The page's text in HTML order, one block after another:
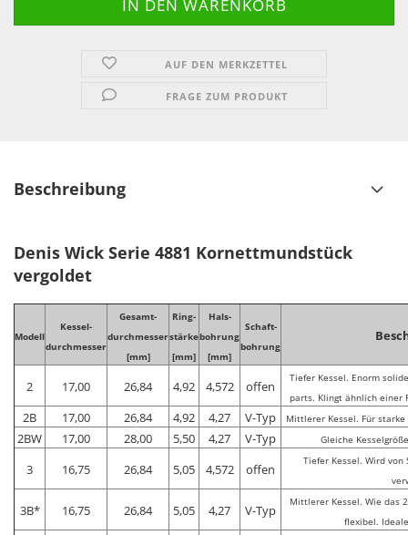
AUF DEN MERKZETTEL
FRAGE ZUM PRODUKT
Beschreibung
Denis Wick Serie 4881 Kornettmundstück
vergoldet
Modell
Kessel-
durchmesser
Gesamt-
durchmesser
[mm]
Ring-
stärke
[mm]
Hals-
bohrung
[mm]
Schaft-
bohrung
2 17,00 26,84 4,92 4,572 offen
Tiefer Kessel. Enorm
parts. Klingt ähnlich einer
2B 17,00 26,84 4,92 4,27 V-Typ Mittlerer Kessel. Für
2BW 17,00 28,00 5,50 4,27 V-Typ Gleiche
3 16,75 26,84 5,05 4,572 offen
Tiefer Kessel. Wird
3B* 16,75 26,84 5,05 4,27 V-Typ
Mittlerer Kessel. Wie das
flexibel.